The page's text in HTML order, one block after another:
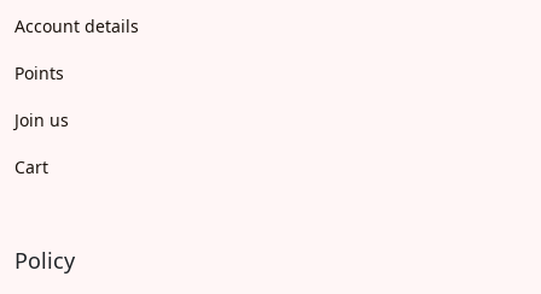
Account details
Points
Join us
Cart
Policy